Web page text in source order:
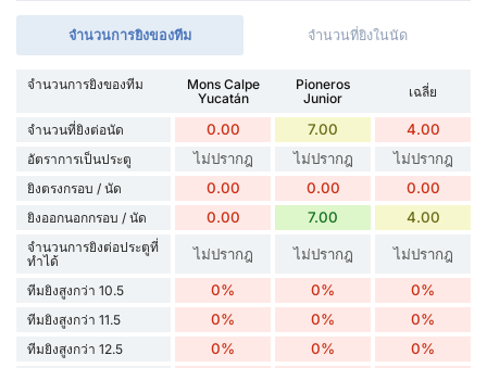
จำนวนการยิงของทีม จำนวนที่ยิงในนัด
จำนวนการยิงของทีม
Mons Calpe
Yucatán
Pioneros
Junior
เฉลี่ย
จำนวนที่ยิงต่อนัด 0.00 7.00 4.00
อัตราการเป็นประตู ไม่ปรากฎ ไม่ปรากฎ ไม่ปรากฎ
ยิงตรงกรอบ / นัด 0.00 0.00 0.00
ยิงออกนอกกรอบ / นัด 0.00 7.00 4.00
จำนวนการยิงต่อประตูที่
ทำได้
ไม่ปรากฎ ไม่ปรากฎ ไม่ปรากฎ
ทีมยิงสูงกว่า 10.5 0% 0% 0%
ทีมยิงสูงกว่า 11.5 0% 0% 0%
ทีมยิงสูงกว่า 12.5 0% 0% 0%